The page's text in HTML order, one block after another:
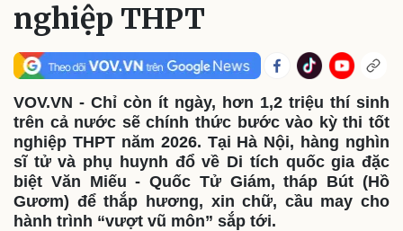
nghiệp THPT
VOV.VN - Chỉ còn ít ngày, hơn 1,2 triệu thí sinh
trên cả nước sẽ chính thức bước vào kỳ thi tốt
nghiệp THPT năm 2026. Tại Hà Nội, hàng nghìn
sĩ tử và phụ huynh đổ về Di tích quốc gia đặc
biệt Văn Miếu - Quốc Tử Giám, tháp Bút (Hồ
Gươm) để thắp hương, xin chữ, cầu may cho
hành trình “vượt vũ môn” sắp tới.